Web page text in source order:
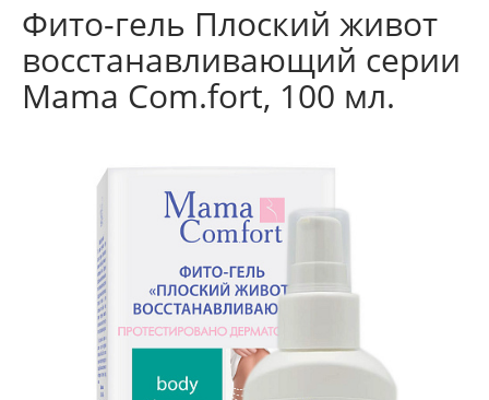
Фито-гель Плоский живот
восстанавливающий серии
Mama Com.fort, 100 мл.